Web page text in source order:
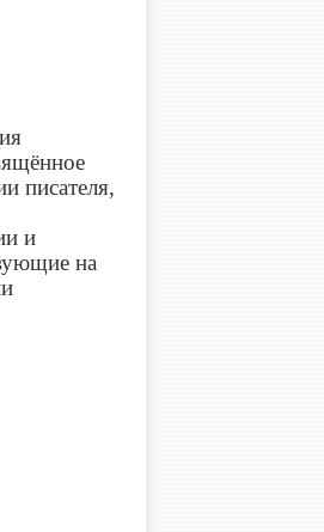
писателя,
и
на